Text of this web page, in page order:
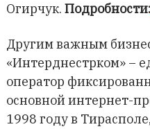
Огирчук. Подробности:
Другим важным
«Интерднестрком» –
оператор
основной интернет-
1998 году в